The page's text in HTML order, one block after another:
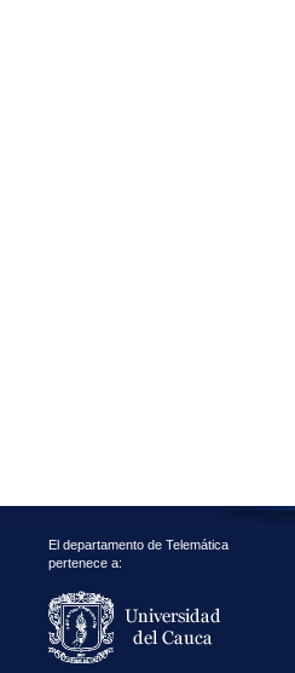
El departamento de Telemática
pertenece a: